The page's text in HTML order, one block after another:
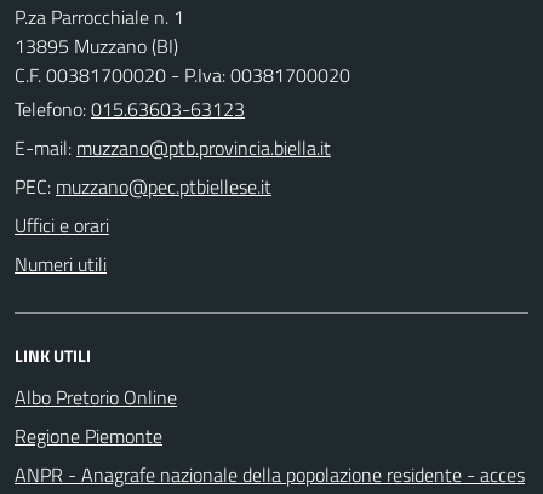
P.za Parrocchiale n. 1
13895 Muzzano (BI)
C.F. 00381700020 - P.Iva: 00381700020
Telefono:015.63603-63123
E-mail:
PEC:
Uffici e orari
Numeri utili
LINK UTILI
Albo Pretorio Online
Regione Piemonte
ANPR - Anagrafe nazionale della popolazione residente - acces